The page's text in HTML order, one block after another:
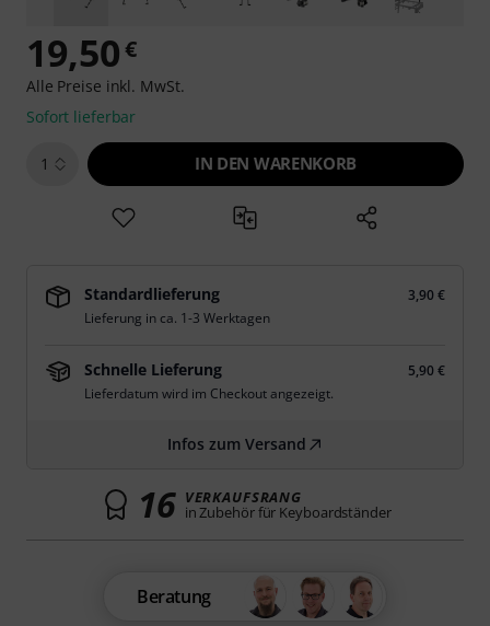
19,50€
Alle Preise inkl. MwSt.
Sofort lieferbar
1 IN DEN WARENKORB
Standardlieferung
3,90 €
Lieferung in ca. 1-3 Werktagen
Schnelle Lieferung
5,90 €
Lieferdatum wird im Checkout angezeigt.
Infos zum Versand
16 VERKAUFSRANG
in Zubehör für Keyboardständer
Beratung